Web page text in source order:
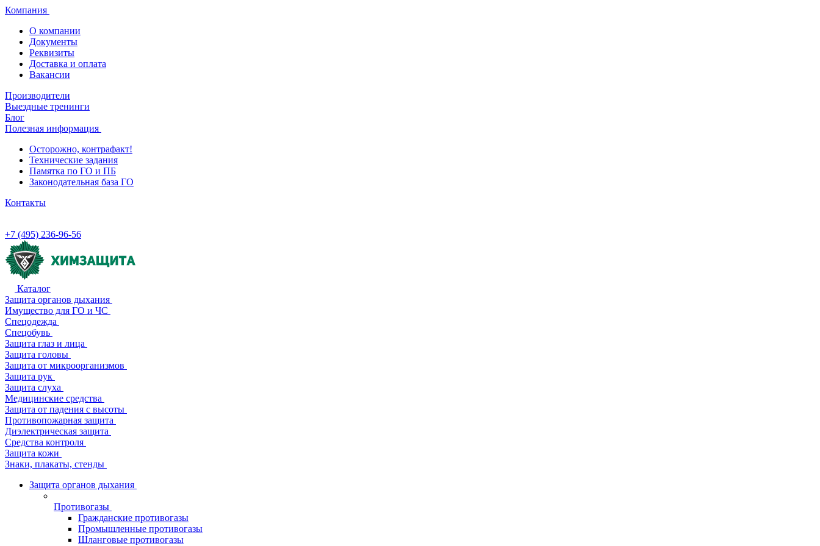
Компания
О компании
Документы
Реквизиты
Доставка и оплата
Вакансии
Производители
Выездные тренинги
Блог
Полезная информация
Осторожно, контрафакт!
Технические задания
Памятка по ГО и ПБ
Законодательная база ГО
Контакты
+7 (495) 236-96-56
Каталог
Защита органов дыхания
Имущество для ГО и ЧС
Спецодежда
Спецобувь
Защита глаз и лица
Защита головы
Защита от микроорганизмов
Защита рук
Защита слуха
Медицинские средства
Защита от падения с высоты
Противопожарная защита
Диэлектрическая защита
Средства контроля
Защита кожи
Знаки, плакаты, стенды
Защита органов дыхания
Противогазы
Гражданские противогазы
Промышленные противогазы
Шланговые противогазы